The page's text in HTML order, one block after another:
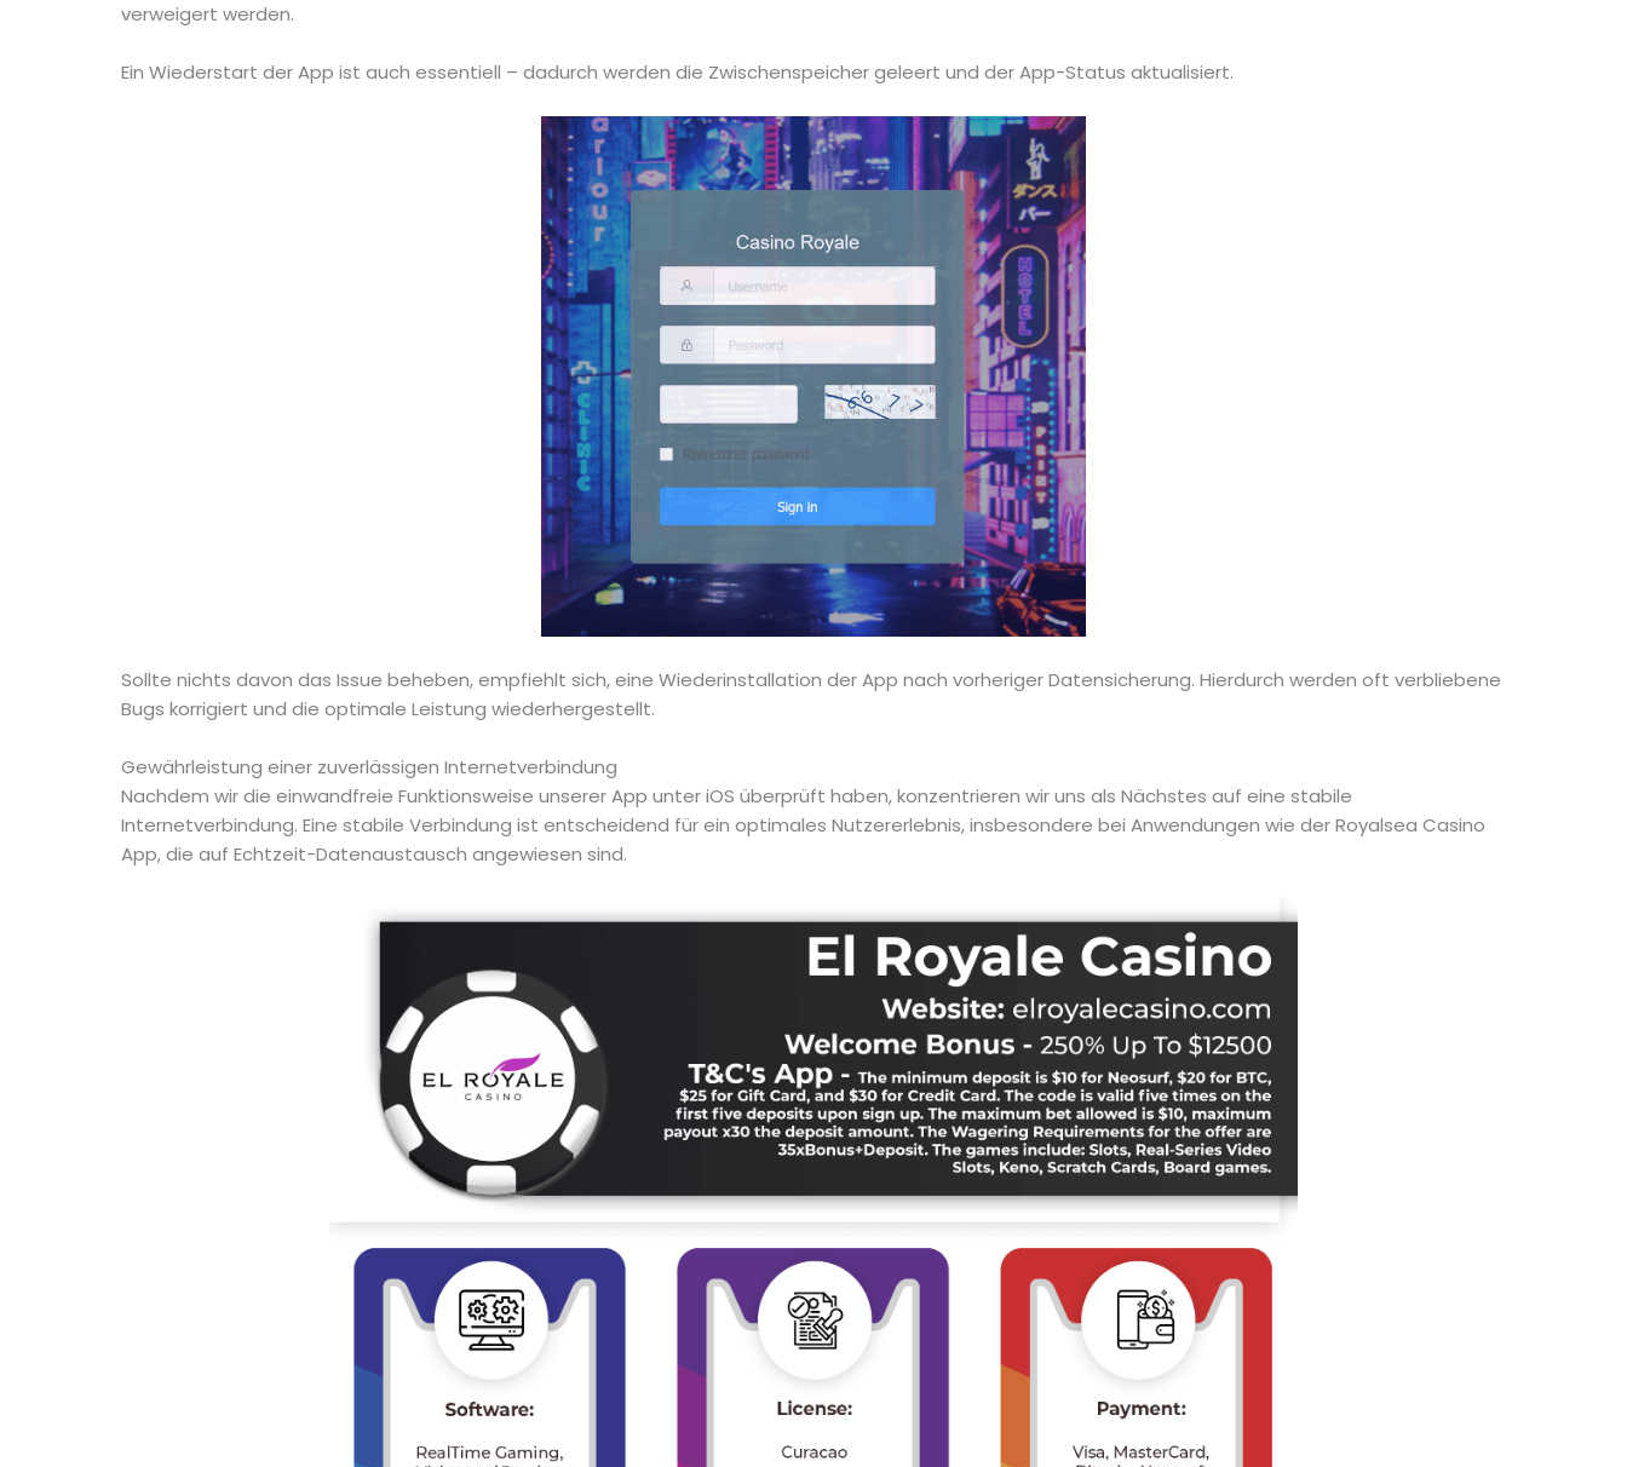
verweigert werden.
Ein Wiederstart der App ist auch essentiell – dadurch werden die Zwischenspeicher geleert und der App-Status aktualisiert.
Sollte nichts davon das Issue beheben, empfiehlt sich, eine Wiederinstallation der App nach vorheriger Datensicherung. Hierdurch werden oft verbliebene
Bugs korrigiert und die optimale Leistung wiederhergestellt.
Gewährleistung einer zuverlässigen Internetverbindung
Nachdem wir die einwandfreie Funktionsweise unserer App unter iOS überprüft haben, konzentrieren wir uns als Nächstes auf eine stabile
Internetverbindung. Eine stabile Verbindung ist entscheidend für ein optimales Nutzererlebnis, insbesondere bei Anwendungen wie der Royalsea Casino
App, die auf Echtzeit-Datenaustausch angewiesen sind.